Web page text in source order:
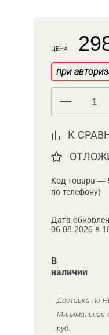
ЦЕНА
при
К
Код товара —
по телефону)
Дата
06.08.2026 в
В
наличии
Доставка по
Минимальная
руб.